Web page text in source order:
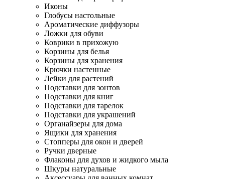
Иконы
Глобусы настольные
Ароматические диффузоры
Ложки для обуви
Коврики в прихожую
Корзины для белья
Корзины для хранения
Крючки настенные
Лейки для растений
Подставки для зонтов
Подставки для книг
Подставки для тарелок
Подставки для украшений
Органайзеры для дома
Ящики для хранения
Стопперы для окон и дверей
Ручки дверные
Флаконы для духов и жидкого мыла
Шкуры натуральные